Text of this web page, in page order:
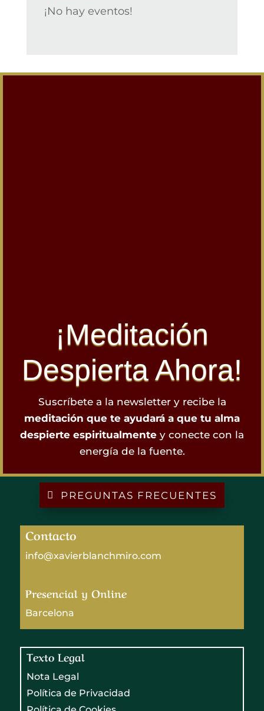
¡No hay eventos!
¡Meditación
Despierta Ahora!
Suscríbete a la newsletter y recibe la
meditación que te ayudará a que tu alma
despierte espiritualmente y conecte con la
energía de la fuente.
PREGUNTAS FRECUENTES
Contacto
info@xavierblanchmiro.com
Presencial y Online
Barcelona
Texto Legal
Nota Legal
Política de Privacidad